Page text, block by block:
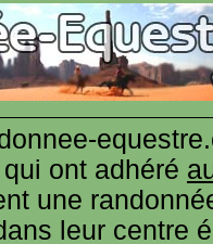
ont adhéré
une
leur centre